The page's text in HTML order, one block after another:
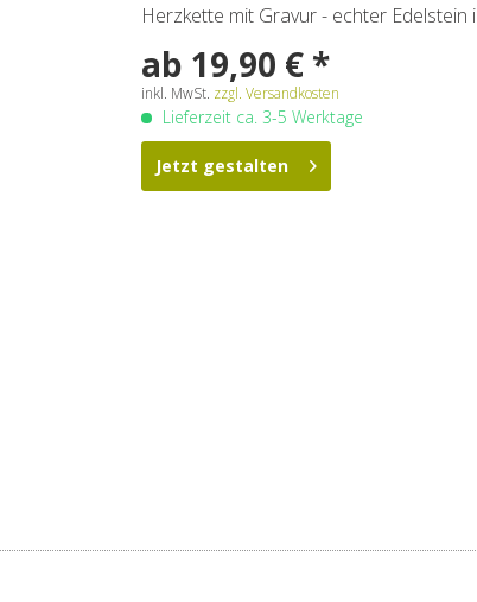
Herzkette mit Gravur - echter Edelstein
ab 19,90 € *
inkl. MwSt. zzgl. Versandkosten
Lieferzeit ca. 3-5 Werktage
Jetzt gestalten